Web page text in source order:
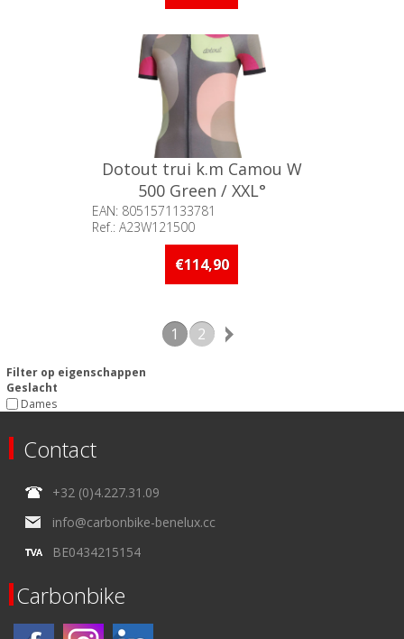
Dotout trui k.m Camou W
500 Green / XXL°
EAN: 8051571133781
Ref.: A23W121500
Beschikbaarheid:: Minder dan 5
stuks op voorraad
€114,90
1 2
Filter op eigenschappen
Geslacht
Dames
Contact
+32 (0)4.227.31.09
info@carbonbike-benelux.cc
BE0434215154
Carbonbike